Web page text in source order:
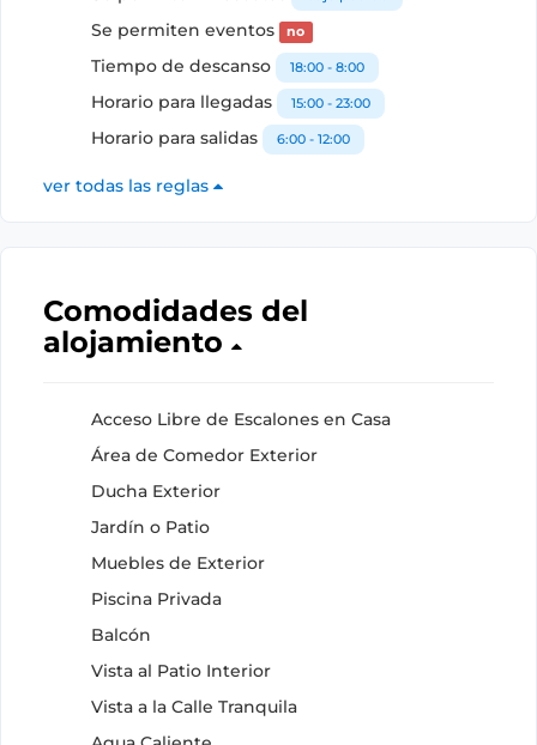
Se permiten eventos no
Tiempo de descanso 18:00 - 8:00
Horario para llegadas 15:00 - 23:00
Horario para salidas 6:00 - 12:00
ver todas las reglas
Comodidades del
alojamiento
Acceso Libre de Escalones en Casa
Área de Comedor Exterior
Ducha Exterior
Jardín o Patio
Muebles de Exterior
Piscina Privada
Balcón
Vista al Patio Interior
Vista a la Calle Tranquila